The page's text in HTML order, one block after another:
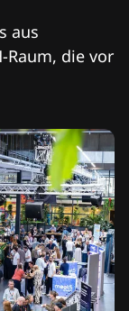
aus
Raum, die vor